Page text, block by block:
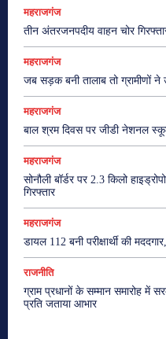
महराजगंज
तीन अंतरजनपदीय वाहन चोर
महराजगंज
जब सड़क बनी तालाब तो ग्रामीणों ने
महराजगंज
बाल श्रम दिवस पर जीडी नेशनल
महराजगंज
सोनौली बॉर्डर पर 2.3 किलो
गिरफ्तार
महराजगंज
डायल 112 बनी परीक्षार्थी की
राजनीति
ग्राम प्रधानों के सम्मान समारोह में
प्रति जताया आभार